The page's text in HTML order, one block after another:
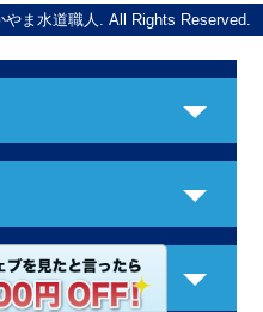
ま水道職人. All Rights Reserved.